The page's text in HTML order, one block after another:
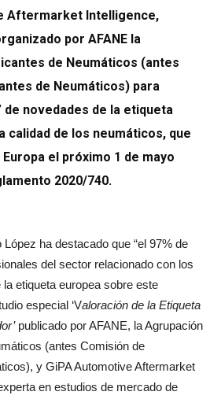
Aftermarket Intelligence,
por AFANE la
de Neumáticos (antes
de Neumáticos) para
de novedades de la etiqueta
calidad de los neumáticos, que
el próximo 1 de mayo
2020/740.
ha destacado que “el 97% de
del sector relacionado con los
etiqueta europea sobre este
especial ‘Valoración de la Etiqueta
publicado por AFANE, la Agrupación
(antes Comisión de
y GiPA Automotive Aftermarket
en estudios de mercado de